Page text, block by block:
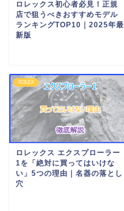
ロレックス初心者必見！正規
店で狙うべきおすすめモデル
ランキングTOP10｜2025年最
新版
ROLEX
ロレックス エクスプローラー
1を「絶対に買ってはいけな
い」5つの理由｜名器の落とし
穴